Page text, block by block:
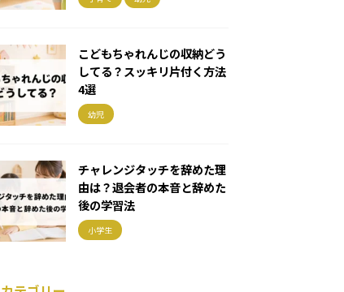
こどもちゃれんじの収納どう
してる？スッキリ片付く方法
4選
幼児
チャレンジタッチを辞めた理
由は？退会者の本音と辞めた
後の学習法
小学生